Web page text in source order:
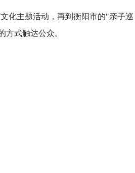
化主题活动，再到衡阳市的"亲子巡
式触达公众。